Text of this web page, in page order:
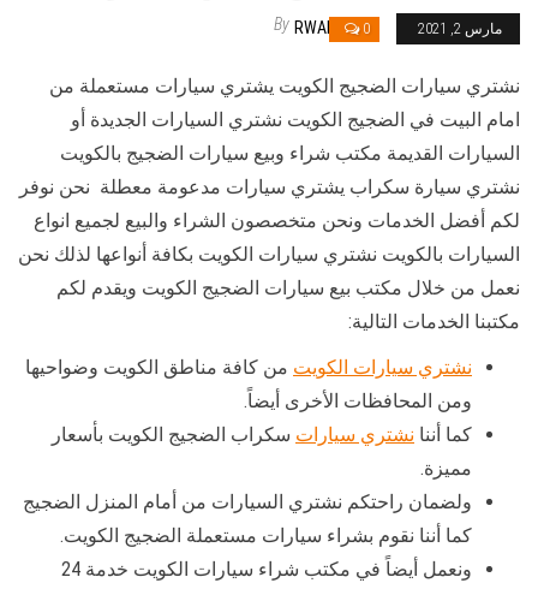
مارس 2, 2021 0
By RWAN
نشتري سيارات الضجيج الكويت يشتري سيارات مستعملة من
امام البيت في الضجيج الكويت نشتري السيارات الجديدة أو
السيارات القديمة مكتب شراء وبيع سيارات الضجيج بالكويت
نشتري سيارة سكراب يشتري سيارات مدعومة معطلة نحن نوفر
لكم أفضل الخدمات ونحن متخصصون الشراء والبيع لجميع انواع
السيارات بالكويت نشتري سيارات الكويت بكافة أنواعها لذلك نحن
نعمل من خلال مكتب بيع سيارات الضجيج الكويت ويقدم لكم
مكتبنا الخدمات التالية:
نشتري سيارات الكويت من كافة مناطق الكويت وضواحيها
ومن المحافظات الأخرى أيضاً.
كما أننا نشتري سيارات سكراب الضجيج الكويت بأسعار
مميزة.
ولضمان راحتكم نشتري السيارات من أمام المنزل الضجيج
كما أننا نقوم بشراء سيارات مستعملة الضجيج الكويت.
ونعمل أيضاً في مكتب شراء سيارات الكويت خدمة 24